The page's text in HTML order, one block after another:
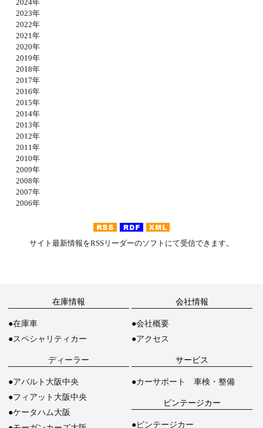
2024年
2023年
2022年
2021年
2020年
2019年
2018年
2017年
2016年
2015年
2014年
2013年
2012年
2011年
2010年
2009年
2008年
2007年
2006年
サイト最新情報をRSSリーダーのソフトにて受信できます。
在庫情報
在庫車
スペシャリティカー
会社情報
会社概要
アクセス
ディーラー
アバルト大阪中央
フィアット大阪中央
ケータハム大阪
サービス
カーサポート 車検・整備
ビンテージカー
ビンテージカー